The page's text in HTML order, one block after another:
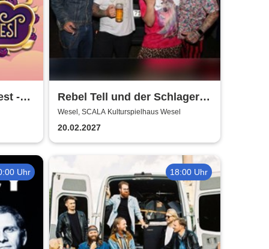
-
Rebel Tell und der Schlager
wird gerockt | SCALA
Kulturspielhaus Wesel
Wesel, SCALA Kulturspielhaus Wesel
20.02.2027
Uhr 18:00 Uhr